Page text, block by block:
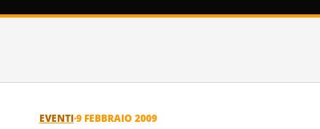
EVENTI·9 FEBBRAIO 2009